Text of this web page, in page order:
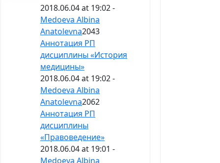
2018.06.04 at 19:02 -
Medoeva Albina
Anatolevna2043
Аннотация РП
дисциплины «История
медицины»
2018.06.04 at 19:02 -
Medoeva Albina
Anatolevna2062
Аннотация РП
дисциплины
«Правоведение»
2018.06.04 at 19:01 -
Medoeva Albina